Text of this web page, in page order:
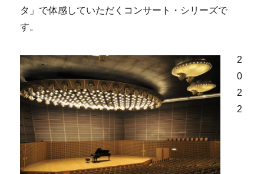
タ」で体感していただくコンサート・シリーズで
す。
2
0
2
2